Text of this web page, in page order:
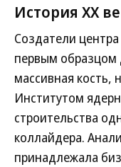
История ХХ
Создатели
первым образцом
массивная кость,
Институтом
строительства
коллайдера.
принадлежала